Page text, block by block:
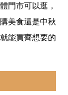
門市可以逛，
美食還是中秋
能買齊想要的